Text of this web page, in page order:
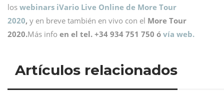
los webinars iVario Live Online de More Tour
2020, y en breve también en vivo con el More Tour
2020.Más info en el tel. +34 934 751 750 ó vía web.
Artículos relacionados